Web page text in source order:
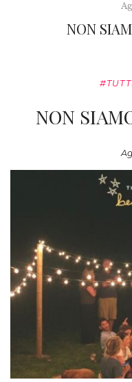
NON
NON